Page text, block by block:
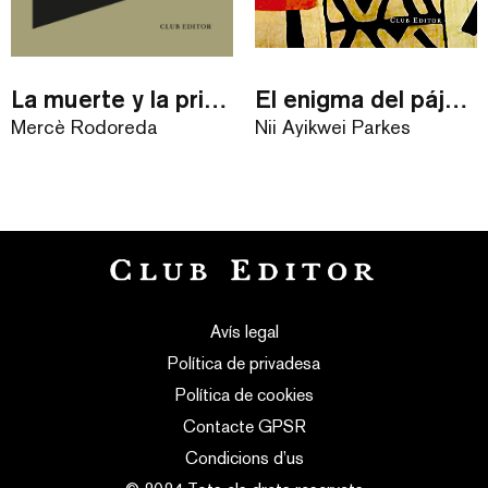
La muerte y la primavera
Mercè Rodoreda
El enigma del pájaro azul
Nii Ayikwei Parkes
Avís legal
Política de privadesa
Política de cookies
Contacte GPSR
Condicions d’us